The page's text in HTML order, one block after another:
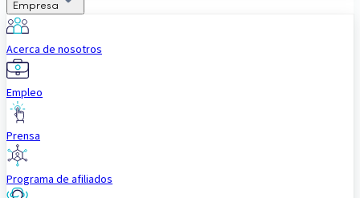
Empresa
Acerca de nosotros
Empleo
Prensa
Programa de afiliados